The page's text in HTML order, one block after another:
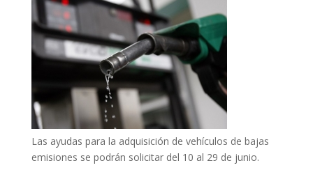
Las ayudas para la adquisición de vehículos de bajas
emisiones se podrán solicitar del 10 al 29 de junio.